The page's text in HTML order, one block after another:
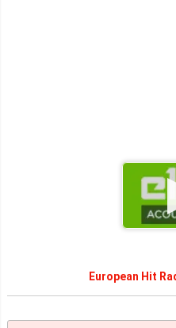
European Hit